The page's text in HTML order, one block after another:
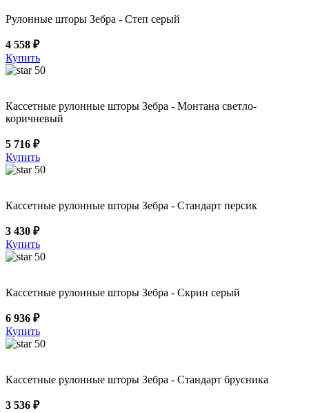
Рулонные шторы Зебра - Степ серый
4 558 ₽
Купить
50
Кассетные рулонные шторы Зебра - Монтана светло-
коричневый
5 716 ₽
Купить
50
Кассетные рулонные шторы Зебра - Стандарт персик
3 430 ₽
Купить
50
Кассетные рулонные шторы Зебра - Скрин серый
6 936 ₽
Купить
50
Кассетные рулонные шторы Зебра - Стандарт брусника
3 536 ₽